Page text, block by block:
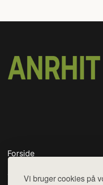
Vi bruger cookies på
Forside
Top Rabatter